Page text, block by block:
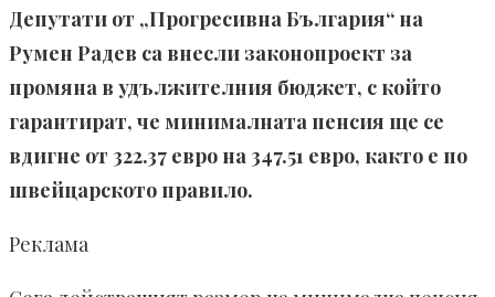
Депутати от „Прогресивна България“ на
Румен Радев са внесли законопроект за
промяна в удължителния бюджет, с който
гарантират, че минималната пенсия ще се
вдигне от 322.37 евро на 347.51 евро, както е по
швейцарското правило.
Реклама